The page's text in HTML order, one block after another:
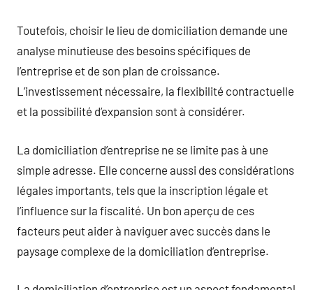
Toutefois, choisir le lieu de domiciliation demande une
analyse minutieuse des besoins spécifiques de
l’entreprise et de son plan de croissance.
L’investissement nécessaire, la flexibilité contractuelle
et la possibilité d’expansion sont à considérer.
La domiciliation d’entreprise ne se limite pas à une
simple adresse. Elle concerne aussi des considérations
légales importants, tels que la inscription légale et
l’influence sur la fiscalité. Un bon aperçu de ces
facteurs peut aider à naviguer avec succès dans le
paysage complexe de la domiciliation d’entreprise.